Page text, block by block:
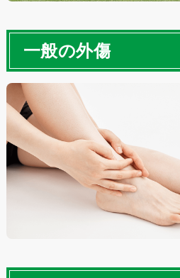
一般の外傷